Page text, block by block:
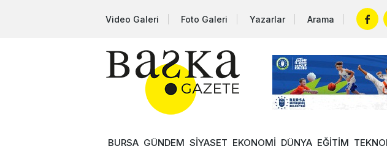
Video Galeri Foto Galeri Yazarlar Arama
BURSA GÜNDEM SİYASET EKONOMİ DÜNYA EĞİTİM